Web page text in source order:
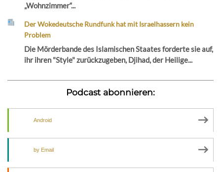
„Wohnzimmer“...
Der Wokedeutsche Rundfunk hat mit Israelhassern kein
Problem
Die Mörderbande des Islamischen Staates forderte sie auf,
ihr ihren "Style" zurückzugeben, Djihad, der Heilige...
Podcast abonnieren:
Android
by Email